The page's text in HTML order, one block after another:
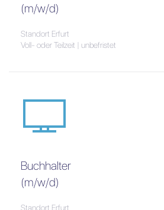
(m/w/d)
Standort Erfurt
Voll- oder Teilzeit | unbefristet
Buchhalter
(m/w/d)
Standort Erfurt